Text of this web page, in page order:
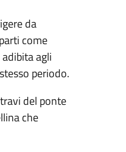
da
come
agli
periodo.
del ponte
che